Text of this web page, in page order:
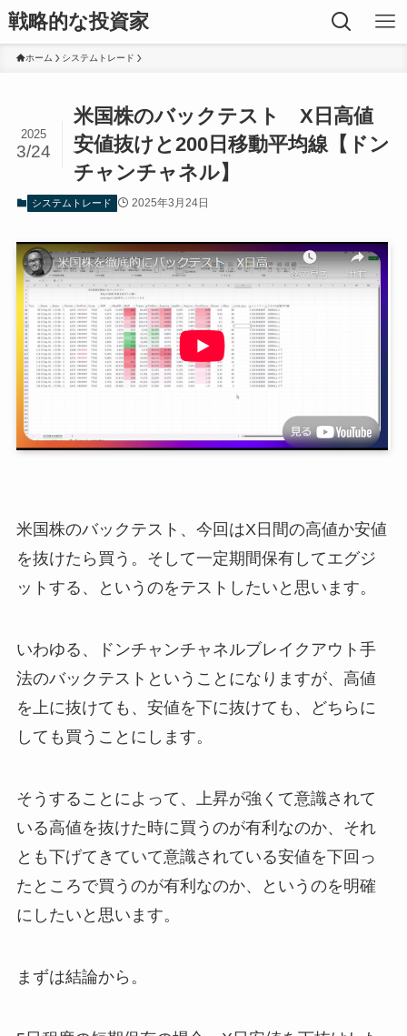
戦略的な投資家
ホーム システムトレード
米国株のバックテスト X日高値
安値抜けと200日移動平均線【ドン
チャンチャネル】
2025
3/24
システムトレード 2025年3月24日
米国株のバックテスト、今回はX日間の高値か安値
を抜けたら買う。そして一定期間保有してエグジ
ットする、というのをテストしたいと思います。
いわゆる、ドンチャンチャネルブレイクアウト手
法のバックテストということになりますが、高値
を上に抜けても、安値を下に抜けても、どちらに
しても買うことにします。
そうすることによって、上昇が強くて意識されて
いる高値を抜けた時に買うのが有利なのか、それ
とも下げてきていて意識されている安値を下回っ
たところで買うのが有利なのか、というのを明確
にしたいと思います。
まずは結論から。